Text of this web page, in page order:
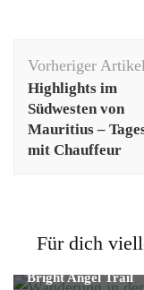
Vorheriger
Highlights im
Südwesten von
Mauritius –
mit Chauffeur
Für dich
Fernreise Reise
Bright Angel Trail